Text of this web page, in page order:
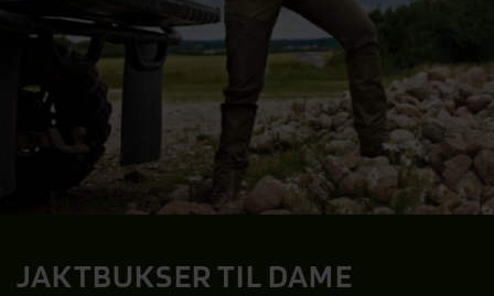
JAKTBUKSER TIL DAME